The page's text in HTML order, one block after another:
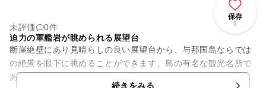
保存
1
未評価
0件
迫力の軍艦岩が眺められる展望台
断崖絶壁にあり見晴らしの良い展望台から、与那国島ならでは
の絶景を眼下に眺めることができます。島の有名な観光名所で
ある、軍艦岩とサンニヌ台が見られるのが特徴的です。軍艦岩
続きをみる